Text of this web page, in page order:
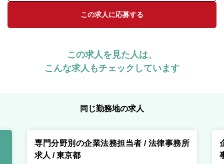
この求人に応募する
この求人を見た人は、
こんな求人もチェックしています
同じ勤務地の求人
専門分野別の企業法務担当者 / 法律事務所
求人 / 東京都